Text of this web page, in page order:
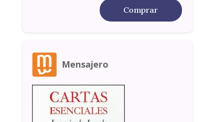
Comprar
Mensajero